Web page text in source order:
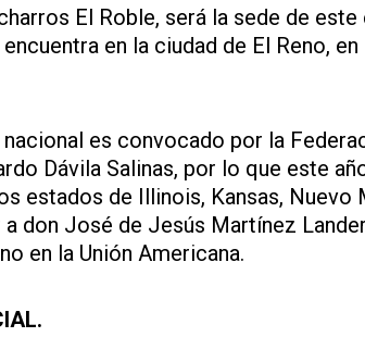
El Roble, será la sede de
en la ciudad de El Reno,
es convocado por la
Dávila Salinas, por lo que este
estados de Illinois, Kansas, Nuevo
a don José de Jesús Martínez
en la Unión Americana.